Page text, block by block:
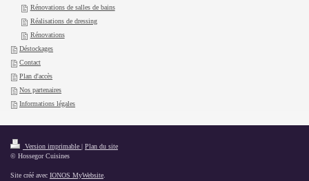
Rénovations de salles de bains
Réalisations de dressing
Rénovations
Déstockages
Contact
Plan d'accès
Nos partenaires
Informations légales
Version imprimable | Plan du site
© Hossegor Cuisines
Site créé avec IONOS MyWebsite